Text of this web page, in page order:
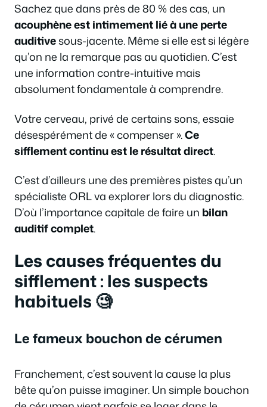
Sachez que dans près de 80 % des cas, un
acouphène est intimement lié à une perte
auditivesous-jacente. Même si elle est si légère
qu’on ne la remarque pas au quotidien. C’est
une information contre-intuitive mais
absolument fondamentale à comprendre.
Votre cerveau, privé de certains sons, essaie
désespérément de « compenser ».Ce
sifflement continu est le résultat direct.
C’est d’ailleurs une des premières pistes qu’un
spécialiste ORL va explorer lors du diagnostic.
D’où l’importance capitale de faire un bilan
auditif complet.
Les causes fréquentes du
sifflement : les suspects
habituels 🧐
Le fameux bouchon de cérumen
Franchement, c’est souvent la cause la plus
bête qu’on puisse imaginer. Un simple bouchon